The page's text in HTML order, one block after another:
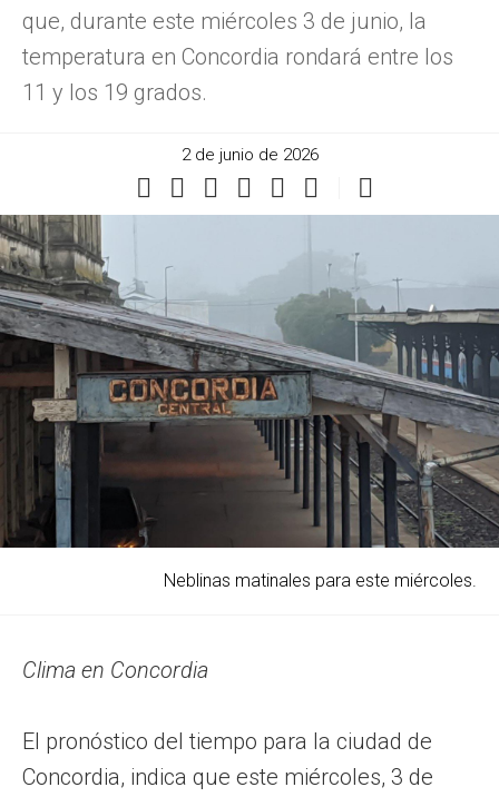
que, durante este miércoles 3 de junio, la
temperatura en Concordia rondará entre los
11 y los 19 grados.
2 de junio de 2026
Neblinas matinales para este miércoles.
Clima en Concordia
El pronóstico del tiempo para la ciudad de
Concordia, indica que este miércoles, 3 de